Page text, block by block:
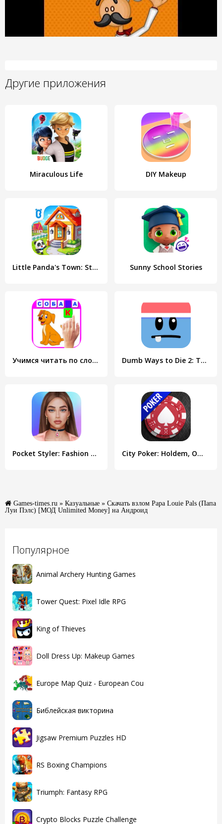
Популярное
Animal Archery Hunting Games
Tower Quest: Pixel Idle RPG
King of Thieves
Doll Dress Up: Makeup Games
Europe Map Quiz - European Cou
Библейская викторина
Jigsaw Premium Puzzles HD
RS Boxing Champions
Triumph: Fantasy RPG
Crypto Blocks Puzzle Challenge
Другие приложения
Miraculous Life DIY Makeup
Little Panda's Town: Street Sunny School Stories
Учимся читать по слогам Dumb Ways to Die 2: The Games
Pocket Styler: Fashion Stars City Poker: Holdem, Omaha
Games-times.ru » Казуальные » Скачать взлом Papa Louie Pals (Папа
Луи Пэлс) [МОД Unlimited Money] на Андроид